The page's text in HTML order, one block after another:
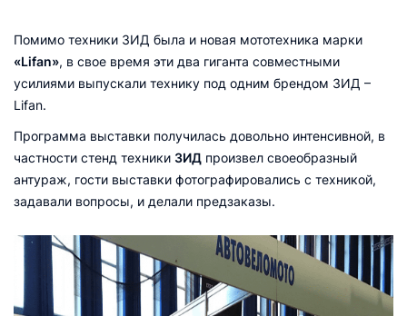
Помимо техники ЗИД была и новая мототехника марки
«Lifan», в свое время эти два гиганта совместными
усилиями выпускали технику под одним брендом ЗИД –
Lifan.
Программа выставки получилась довольно интенсивной, в
частности стенд техники ЗИД произвел своеобразный
антураж, гости выставки фотографировались с техникой,
задавали вопросы, и делали предзаказы.